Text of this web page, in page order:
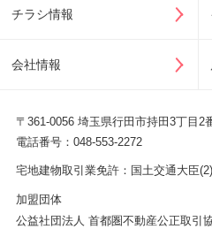
チラシ情報
会社情報
〒361-0056 埼玉県行田市持田3丁目2
電話番号：048-553-2272
宅地建物取引業免許：国土交通大臣
加盟団体
公益社団法人 首都圏不動産公正取引